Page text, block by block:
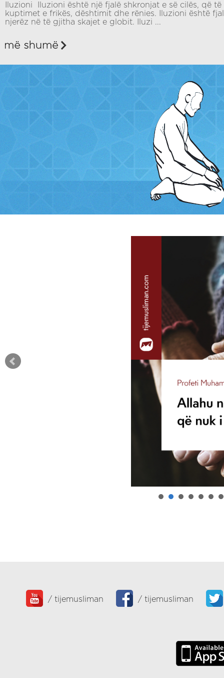
Iluzioni Iluzioni është një fjalë shkronjat e së cilës, që
kuptimet e frikës, dështimit dhe rënies. Iluzioni është
njerëz në të gjitha skajet e globit. Iluzi ...
/ tijemusliman / tijemusliman